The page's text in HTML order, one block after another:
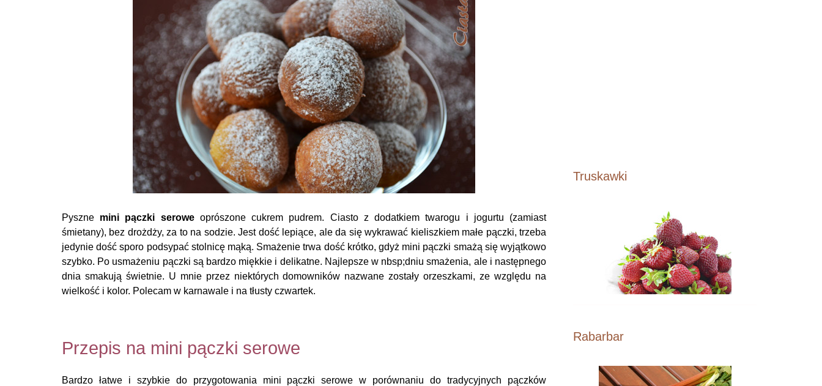
Pyszne mini pączki seroweoprószone cukrem pudrem. Ciasto z dodatkiem twarogu i jogurtu (zamiast
śmietany), bez drożdży, za to na sodzie. Jest dość lepiące, ale da się wykrawać kieliszkiem małe pączki, trzeba
jedynie dość sporo podsypać stolnicę mąką. Smażenie trwa dość krótko, gdyż mini pączki smażą się wyjątkowo
szybko. Po usmażeniu pączki są bardzo miękkie i delikatne. Najlepsze w nbsp;dniu smażenia, ale i następnego
dnia smakują świetnie. U mnie przez niektórych domowników nazwane zostały orzeszkami, ze względu na
wielkość i kolor. Polecam w karnawale i na tłusty czwartek.
Przepis na mini pączki serowe
Bardzo łatwe i szybkie do przygotowania mini pączki serowe w porównaniu do tradycyjnych pączków
Truskawki
Rabarbar